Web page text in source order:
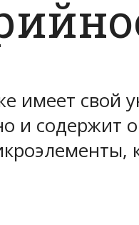
имеет свой
и содержит